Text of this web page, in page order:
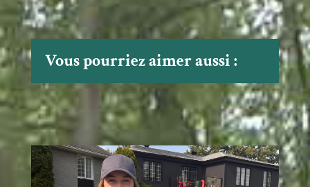
Vous pourriez aimer aussi :